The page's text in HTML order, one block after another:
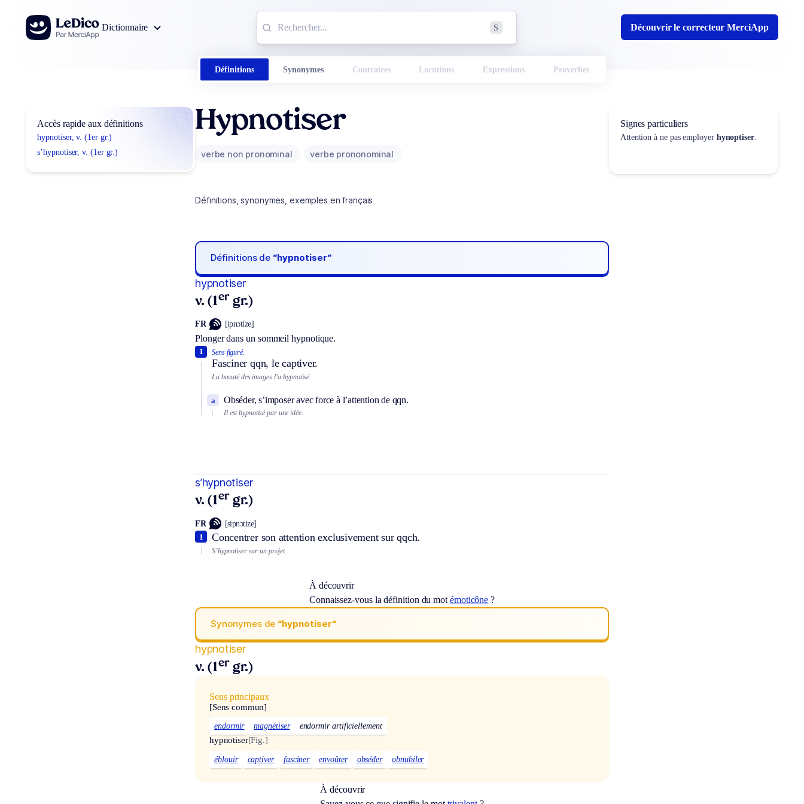
Aller au contenu
Dictionnaire
S Découvrir le correcteur MerciApp
Définitions Synonymes Contraires Locutions Expressions Proverbes
Accès rapide aux définitions
hypnotiser, v. (1er gr.)
s’hypnotiser, v. (1er gr.)
Hypnotiser
verbe non pronominal verbe prononominal
Définitions, synonymes, exemples en français
Définitions de “hypnotiser“
hypnotiser
v. (1er gr.)
FR [ipnɔtize]
Plonger dans un sommeil hypnotique.
Sens figuré.
Fasciner qqn, le captiver.
1
La beauté des images l’a hypnotisé.
Obséder, s’imposer avec force à l’attention de qqn.
a
Il est hypnotisé par une idée.
s’hypnotiser
v. (1er gr.)
FR [sipnɔtize]
Concentrer son attention exclusivement sur qqch.
1
S’hypnotiser sur un projet.
À découvrir
Connaissez-vous la définition du mot émoticône ?
Synonymes de “hypnotiser“
hypnotiser
v. (1er gr.)
Sens principaux
[Sens commun]
endormir magnétiser endormir artificiellement
hypnotiser[Fig.]
éblouir captiver fasciner envoûter obséder obnubiler
À découvrir
Signes particuliers
Attention à ne pas employer hynoptiser.